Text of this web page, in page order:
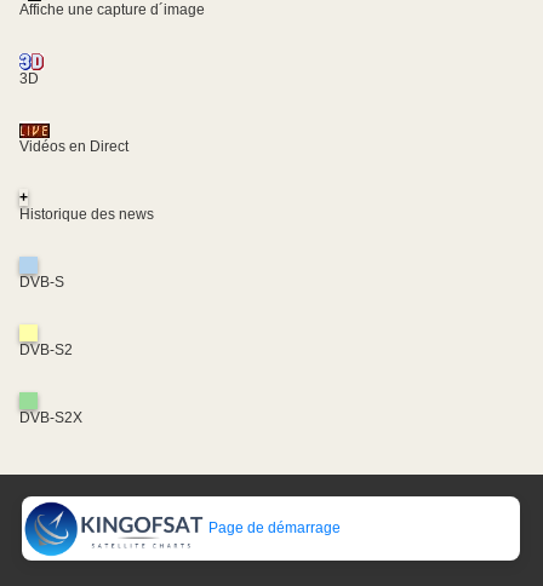
Affiche une capture d´image
3D
Vidéos en Direct
+
Historique des news
DVB-S
DVB-S2
DVB-S2X
Page de démarrage